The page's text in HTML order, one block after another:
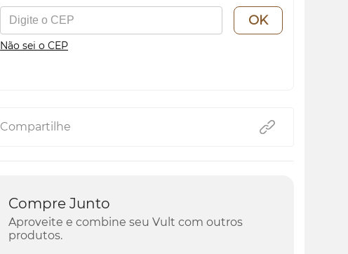
OK
Não sei o CEP
Compartilhe
Compre Junto
Aproveite e combine seu Vult com outros
produtos.